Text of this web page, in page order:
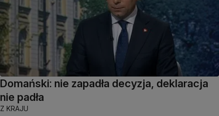
Domański: nie zapadła decyzja, deklaracja
nie padła
Z KRAJU